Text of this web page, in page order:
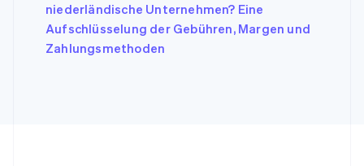
niederländische Unternehmen? Eine
Aufschlüsselung der Gebühren, Margen und
Zahlungsmethoden
English
Liechtenstein
DeutschEnglish